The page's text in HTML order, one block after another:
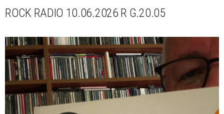
ROCK RADIO 10.06.2026 R G.20.05